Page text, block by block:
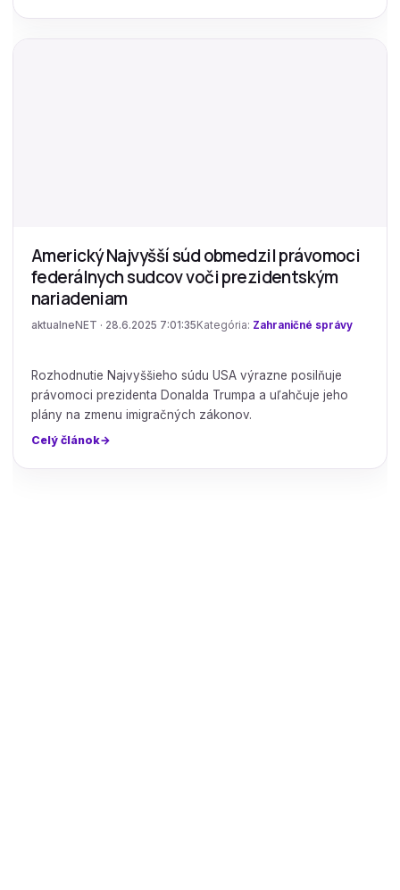
Americký Najvyšší súd obmedzil právomoci
federálnych sudcov voči prezidentským
nariadeniam
aktualneNET · 28.6.2025 7:01:35 Kategória: Zahraničné správy
Rozhodnutie Najvyššieho súdu USA výrazne posilňuje
právomoci prezidenta Donalda Trumpa a uľahčuje jeho
plány na zmenu imigračných zákonov.
Celý článok